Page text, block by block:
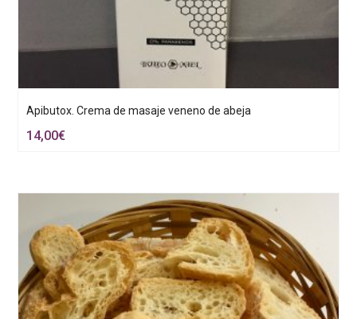
Apibutox. Crema de masaje veneno de abeja
14,00€